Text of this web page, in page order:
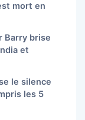
mort en
Barry brise
et
le silence
les 5